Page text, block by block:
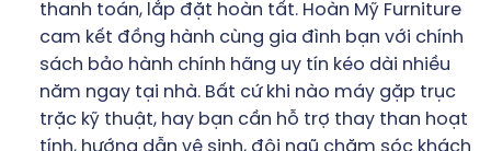
thanh toán, lắp đặt hoàn tất. Hoàn Mỹ Furniture
cam kết đồng hành cùng gia đình bạn với chính
sách bảo hành chính hãng uy tín kéo dài nhiều
năm ngay tại nhà. Bất cứ khi nào máy gặp trục
trặc kỹ thuật, hay bạn cần hỗ trợ thay than hoạt